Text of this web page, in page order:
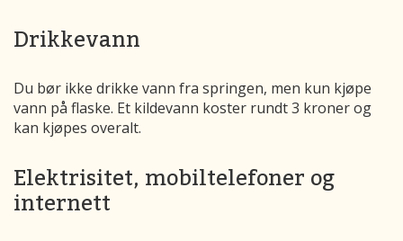
Drikkevann
Du bør ikke drikke vann fra springen, men kun kjøpe
vann på flaske. Et kildevann koster rundt 3 kroner og
kan kjøpes overalt.
Elektrisitet, mobiltelefoner og
internett